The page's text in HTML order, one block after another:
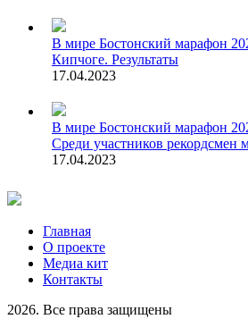
В мире Бостонский марафон
Кипчоге. Результаты
17.04.2023
В мире Бостонский марафон
Среди участников рекордсмен
17.04.2023
Главная
О проекте
Медиа кит
Контакты
2026. Все права защищены